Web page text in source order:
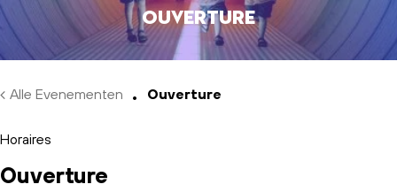
Ouverture
Alle Evenementen Ouverture
Horaires
Ouverture